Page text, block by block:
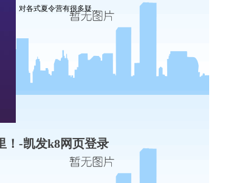
对各式夏令营有很多疑...
！-凯发k8网页登录